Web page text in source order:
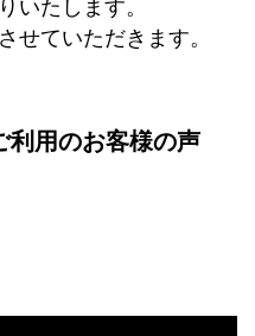
いたします。
せていただきます。
利用のお客様の声